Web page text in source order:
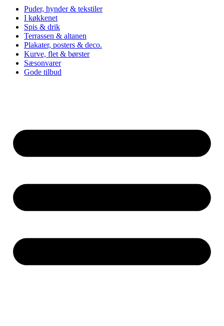
Puder, hynder & tekstiler
I køkkenet
Spis & drik
Terrassen & altanen
Plakater, posters & deco.
Kurve, flet & børster
Sæsonvarer
Gode tilbud